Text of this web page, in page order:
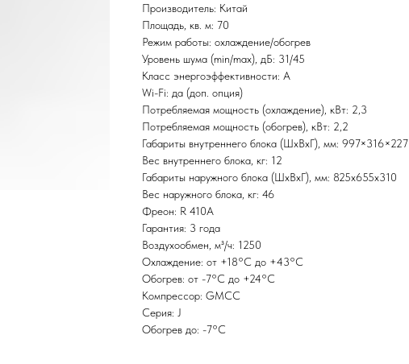
Производитель: Китай
Площадь, кв. м: 70
Режим работы: охлаждение/обогрев
Уровень шума (min/max), дБ: 31/45
Класс энергоэффективности: А
Wi-Fi: да (доп. опция)
Потребляемая мощность (охлаждение), кВт: 2,3
Потребляемая мощность (обогрев), кВт: 2,2
Габариты внутреннего блока (ШxВxГ), мм: 997×316×227
Вес внутреннего блока, кг: 12
Габариты наружного блока (ШxВxГ), мм: 825х655х310
Вес наружного блока, кг: 46
Фреон: R 410A
Гарантия: 3 года
Воздухообмен, м³/ч: 1250
Охлаждение: от +18°С до +43°С
Обогрев: от -7°С до +24°С
Компрессор: GMCC
Серия: J
Обогрев до: -7°С